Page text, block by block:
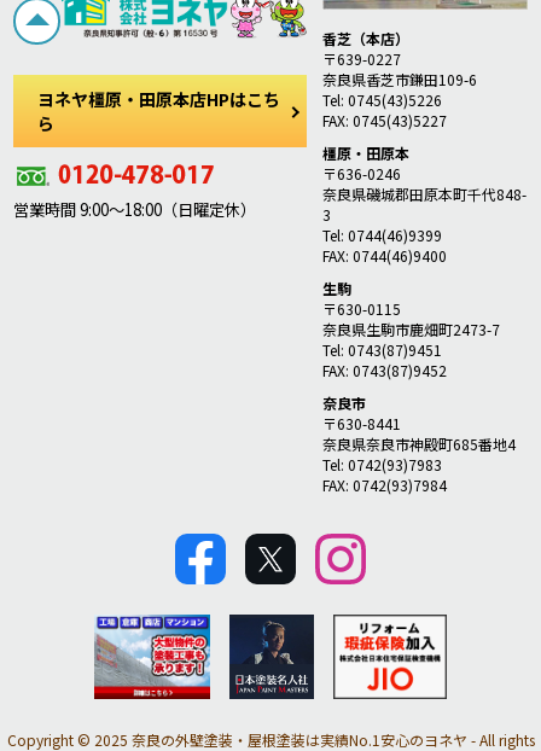
ヨネヤ橿原・田原本店HPはこち
ら
営業時間 9:00～18:00（日曜定休）
香芝（本店）
〒639-0227
奈良県香芝市鎌田109-6
Tel: 0745(43)5226
FAX: 0745(43)5227
橿原・田原本
〒636-0246
奈良県磯城郡田原本町千代848-
3
Tel: 0744(46)9399
FAX: 0744(46)9400
生駒
〒630-0115
奈良県生駒市鹿畑町2473-7
Tel: 0743(87)9451
FAX: 0743(87)9452
奈良市
〒630-8441
奈良県奈良市神殿町685番地4
Tel: 0742(93)7983
FAX: 0742(93)7984
Copyright © 2025 奈良の外壁塗装・屋根塗装は実績No.1安心のヨネヤ - All rights